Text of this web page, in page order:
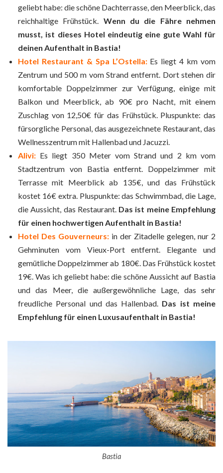
geliebt habe: die schöne Dachterrasse, den Meerblick, das
reichhaltige Frühstück. Wenn du die Fähre nehmen
musst, ist dieses Hotel eindeutig eine gute Wahl für
deinen Aufenthalt in Bastia!
Hotel Restaurant & Spa L’Ostella:Es liegt 4 km vom
Zentrum und 500 m vom Strand entfernt. Dort stehen dir
komfortable Doppelzimmer zur Verfügung, einige mit
Balkon und Meerblick, ab 90€ pro Nacht, mit einem
Zuschlag von 12,50€ für das Frühstück. Pluspunkte: das
fürsorgliche Personal, das ausgezeichnete Restaurant, das
Wellnesszentrum mit Hallenbad und Jacuzzi.
Alivi: Es liegt 350 Meter vom Strand und 2 km vom
Stadtzentrum von Bastia entfernt. Doppelzimmer mit
Terrasse mit Meerblick ab 135€, und das Frühstück
kostet 16€ extra. Pluspunkte: das Schwimmbad, die Lage,
die Aussicht, das Restaurant. Das ist meine Empfehlung
für einen hochwertigen Aufenthalt in Bastia!
Hotel Des Gouverneurs: in der Zitadelle gelegen, nur 2
Gehminuten vom Vieux-Port entfernt. Elegante und
gemütliche Doppelzimmer ab 180€. Das Frühstück kostet
19€. Was ich geliebt habe: die schöne Aussicht auf Bastia
und das Meer, die außergewöhnliche Lage, das sehr
freudliche Personal und das Hallenbad. Das ist meine
Empfehlung für einen Luxusaufenthalt in Bastia!
Bastia